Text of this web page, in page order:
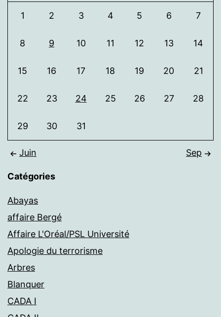
1 2 3 4 5 6 7
8 9 10 11 12 13 14
15 16 17 18 19 20 21
22 23 24 25 26 27 28
29 30 31
Juin Sep
Catégories
Abayas
affaire Bergé
Affaire L'Oréal/PSL Université
Apologie du terrorisme
Arbres
Blanquer
CADA I